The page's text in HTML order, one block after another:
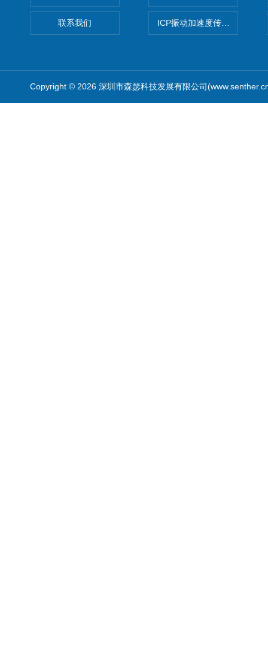
联系我们 ICP振动加速度传感器
Copyright © 2026 深圳市森瑟科技发展有限公司